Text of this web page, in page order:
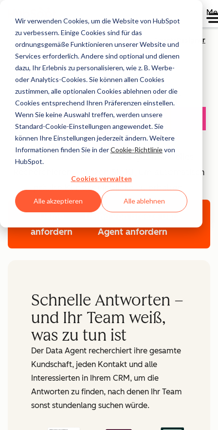
Wir verwenden Cookies, um die Website von HubSpot
zu verbessern. Einige Cookies sind für das
ordnungsgemäße Funktionieren unserer Website und
Services erforderlich. Andere sind optional und dienen
dazu, Ihr Erlebnis zu personalisieren, wie z. B. Werbe-
oder Analytics-Cookies. Sie können allen Cookies
zustimmen, alle optionalen Cookies ablehnen oder die
Cookies entsprechend Ihren Präferenzen einstellen.
Wenn Sie keine Auswahl treffen, werden unsere
Standard-Cookie-Einstellungen angewendet. Sie
können Ihre Einstellungen jederzeit ändern. Weitere
Informationen finden Sie in derCookie-Richtlinievon
HubSpot.
Cookies verwalten
Alle akzeptieren Alle ablehnen
Agent-Designer
Data Agent
Ihr KI-gestützter
Customer Intelligence
Agent
Sparen Sie sich stundenlanges manuelles
Recherchieren - nutzen Sie KI, um automatisch
präzise Kundeneinblicke zu erhalten.
anfordern
Agent anfordern
Schnelle Antworten –
und Ihr Team weiß,
was zu tun ist
Der Data Agent recherchiert ihre gesamte
Kundschaft, jeden Kontakt und alle
Interessierten in Ihrem CRM, um die
Antworten zu finden, nach denen Ihr Team
sonst stundenlang suchen würde.